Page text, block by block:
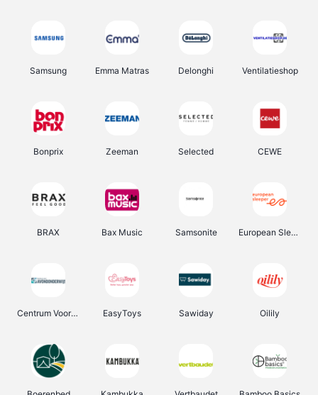
Samsung Emma Matras Delonghi Ventilatieshop
Bonprix Zeeman Selected CEWE
BRAX Bax Music Samsonite European Sleeper
Centrum Voor Avondonderwijs EasyToys Sawiday Oilily